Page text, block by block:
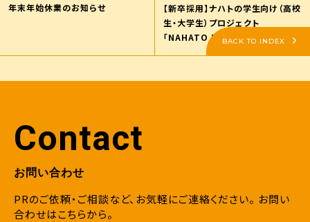
年末年始休業のお知らせ
【新卒採用】ナハトの学生向け（高校
生・大学生）プロジェクト
「NAHATO MARKETER
JOURNEY PROJECT2025」サイ
BACK TO INDEX
Contact
お問い合わせ
PRのご依頼・ご相談など、お気軽にご連絡ください。 お問い
合わせはこちらから。